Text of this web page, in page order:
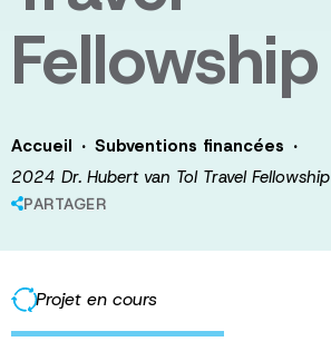
Fellowship
Accueil · Subventions financées ·
2024 Dr. Hubert van Tol Travel Fellowship
PARTAGER
Projet en cours